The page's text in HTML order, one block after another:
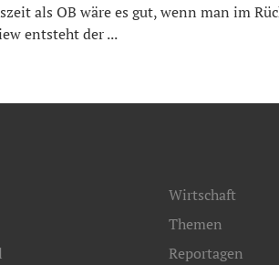
als OB wäre es gut, wenn man im
entsteht der ...
Wirtschaft
Themen
Reportagen